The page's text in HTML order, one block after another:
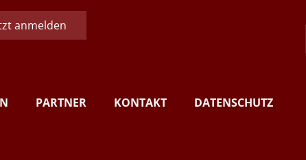
anmelden
PARTNER KONTAKT DATENSCHUTZ